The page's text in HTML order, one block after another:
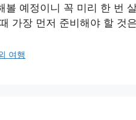
볼 예정이니 꼭 미리 한 번
가장 먼저 준비해야 할 것
여행